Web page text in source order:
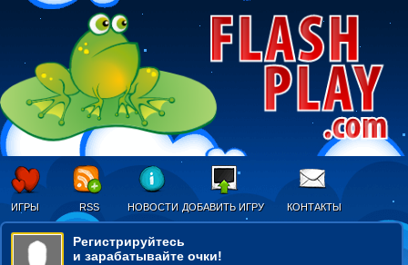
ИГРЫ RSS НОВОСТИ ДОБАВИТЬ ИГРУ КОНТАКТЫ
Регистрируйтесь
и зарабатывайте очки!